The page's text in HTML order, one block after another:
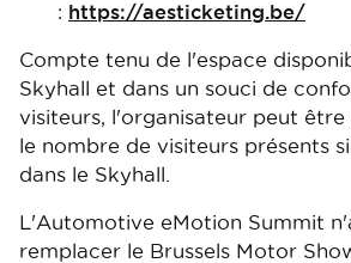
: https://aesticketing.be/
Compte tenu de l'espace
Skyhall et dans un souci de
visiteurs, l'organisateur peut
le nombre de visiteurs présents
dans le Skyhall.
L'Automotive eMotion Summit
remplacer le Brussels Motor